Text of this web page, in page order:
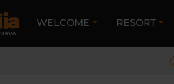
WELCOME RESORT